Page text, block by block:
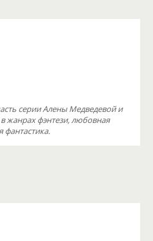
серии Алены Медведевой и
жанрах фэнтези, любовная
фантастика.